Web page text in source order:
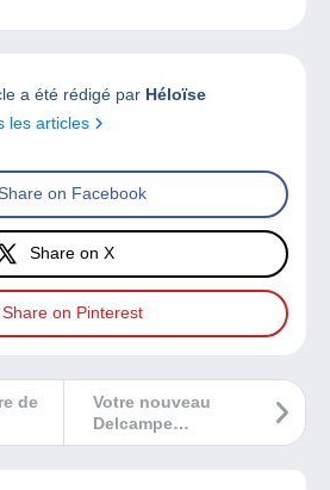
a été rédigé par Héloïse
les articles
Share on Facebook
Share on X
Share on Pinterest
Votre nouveau
Delcampe
Magazine est à lire
de